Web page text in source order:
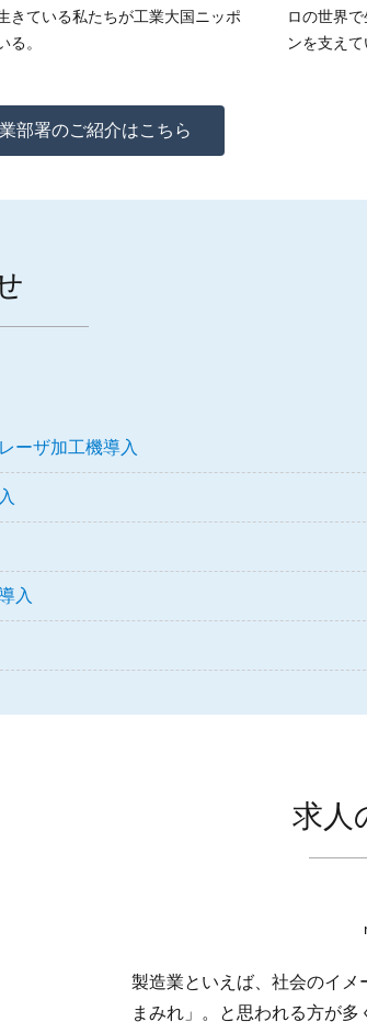
きている私たちが工業大国ニッポ
る。
ロの世界
ンを支えて
部署のご紹介はこちら
ーザ加工機導入
入
求人
製造業といえば、社会のイ
まみれ」。と思われる方が